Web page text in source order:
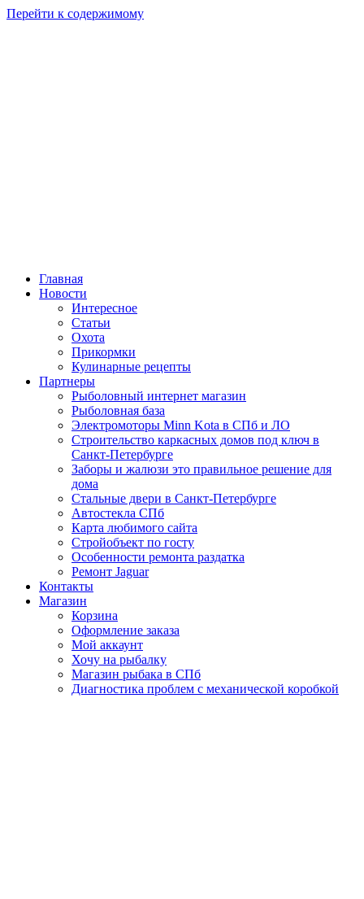
Перейти к содержимому
Главная
Новости
Интересное
Статьи
Охота
Прикормки
Кулинарные рецепты
Партнеры
Рыболовный интернет магазин
Рыболовная база
Электромоторы Minn Kota в СПб и ЛО
Строительство каркасных домов под ключ в
Санкт-Петербурге
Заборы и жалюзи это правильное решение для
дома
Стальные двери в Санкт-Петербурге
Автостекла СПб
Карта любимого сайта
Стройобъект по госту
Особенности ремонта раздатка
Ремонт Jaguar
Контакты
Магазин
Корзина
Оформление заказа
Мой аккаунт
Хочу на рыбалку
Магазин рыбака в СПб
Диагностика проблем с механической коробкой